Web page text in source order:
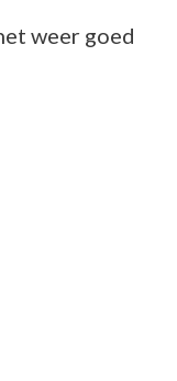
weer goed